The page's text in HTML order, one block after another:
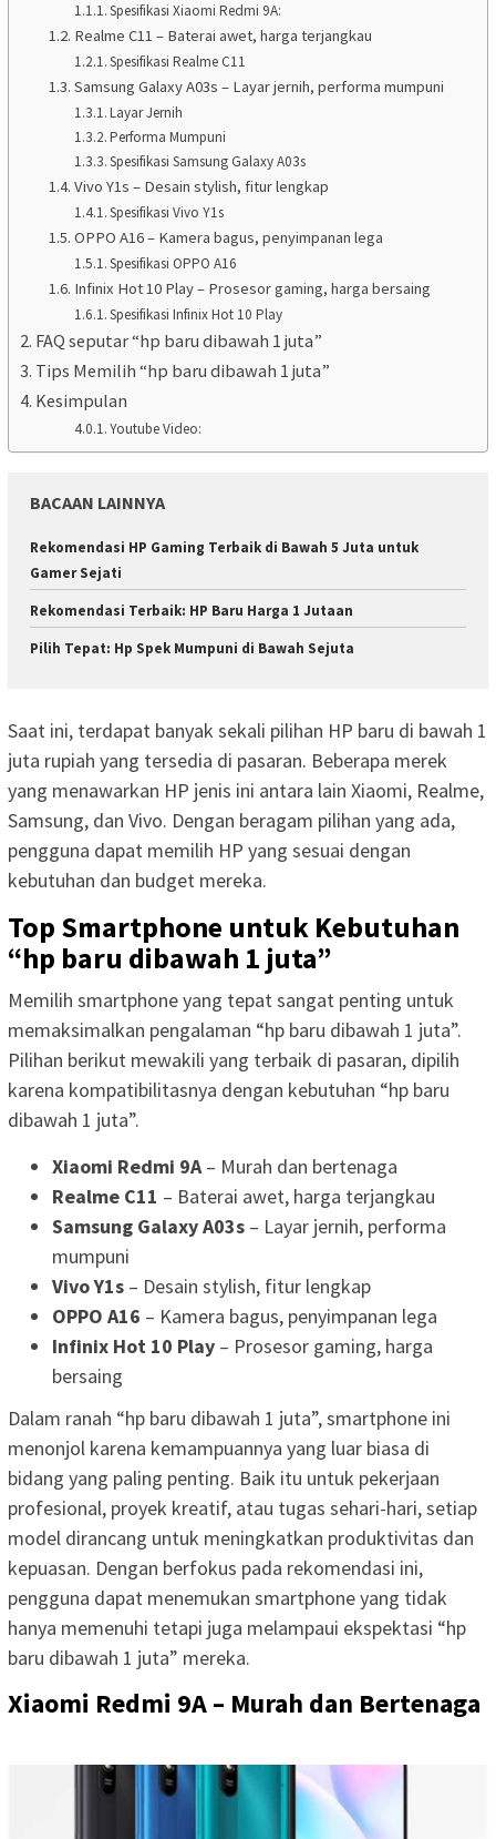
Spesifikasi Xiaomi Redmi 9A:
Realme C11 – Baterai awet, harga terjangkau
Spesifikasi Realme C11
Samsung Galaxy A03s – Layar jernih, performa mumpuni
Layar Jernih
Performa Mumpuni
Spesifikasi Samsung Galaxy A03s
Vivo Y1s – Desain stylish, fitur lengkap
Spesifikasi Vivo Y1s
OPPO A16 – Kamera bagus, penyimpanan lega
Spesifikasi OPPO A16
Infinix Hot 10 Play – Prosesor gaming, harga bersaing
Spesifikasi Infinix Hot 10 Play
FAQ seputar “hp baru dibawah 1 juta”
Tips Memilih “hp baru dibawah 1 juta”
Kesimpulan
Youtube Video:
BACAAN LAINNYA
Rekomendasi HP Gaming Terbaik di Bawah 5 Juta untuk
Gamer Sejati
Rekomendasi Terbaik: HP Baru Harga 1 Jutaan
Pilih Tepat: Hp Spek Mumpuni di Bawah Sejuta
Saat ini, terdapat banyak sekali pilihan HP baru di bawah 1
juta rupiah yang tersedia di pasaran. Beberapa merek
yang menawarkan HP jenis ini antara lain Xiaomi, Realme,
Samsung, dan Vivo. Dengan beragam pilihan yang ada,
pengguna dapat memilih HP yang sesuai dengan
kebutuhan dan budget mereka.
Top Smartphone untuk Kebutuhan
“hp baru dibawah 1 juta”
Memilih smartphone yang tepat sangat penting untuk
memaksimalkan pengalaman “hp baru dibawah 1 juta”.
Pilihan berikut mewakili yang terbaik di pasaran, dipilih
karena kompatibilitasnya dengan kebutuhan “hp baru
dibawah 1 juta”.
Xiaomi Redmi 9A– Murah dan bertenaga
Realme C11 – Baterai awet, harga terjangkau
Samsung Galaxy A03s – Layar jernih, performa
mumpuni
Vivo Y1s – Desain stylish, fitur lengkap
OPPO A16 – Kamera bagus, penyimpanan lega
Infinix Hot 10 Play – Prosesor gaming, harga
bersaing
Dalam ranah “hp baru dibawah 1 juta”, smartphone ini
menonjol karena kemampuannya yang luar biasa di
bidang yang paling penting. Baik itu untuk pekerjaan
profesional, proyek kreatif, atau tugas sehari-hari, setiap
model dirancang untuk meningkatkan produktivitas dan
kepuasan. Dengan berfokus pada rekomendasi ini,
pengguna dapat menemukan smartphone yang tidak
hanya memenuhi tetapi juga melampaui ekspektasi “hp
baru dibawah 1 juta” mereka.
Xiaomi Redmi 9A – Murah dan Bertenaga